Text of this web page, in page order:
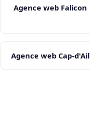
Agence web Falicon
Agence web Cap-d'Ail